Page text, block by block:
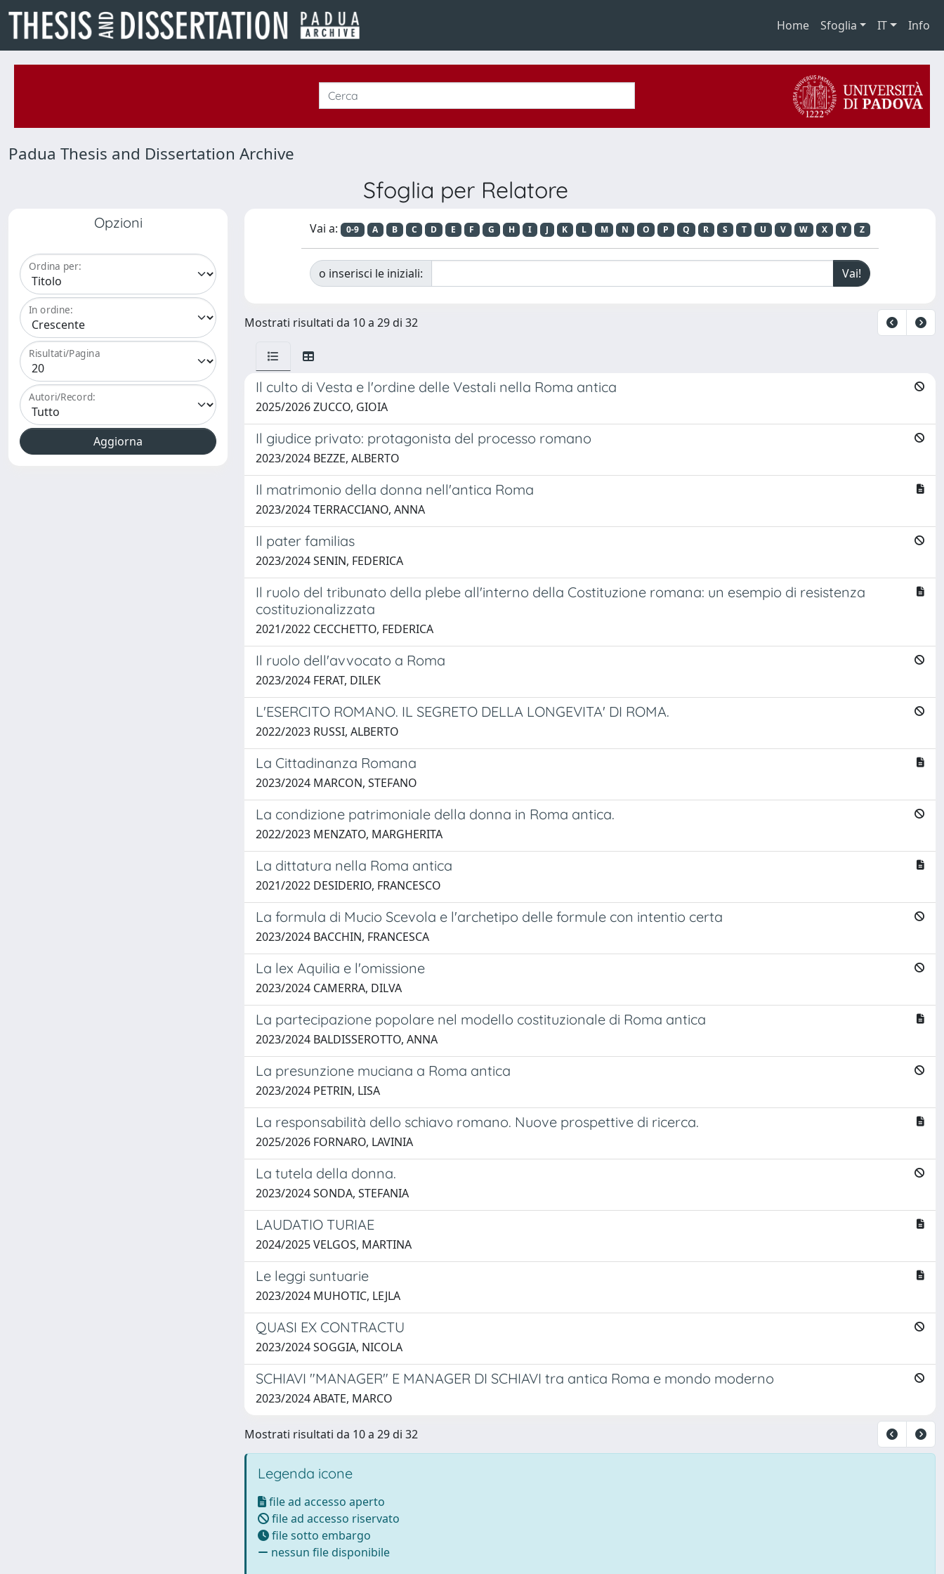
Home Sfoglia IT Info
Padua Thesis and Dissertation Archive
Sfoglia per Relatore
Opzioni
Ordina per:
In ordine:
Risultati/Pagina
Autori/Record:
Vai a: 0-9 A B C D E F G H I J K L M N O P Q R S T U V W X Y Z
o inserisci le iniziali:
Mostrati risultati da 10 a 29 di 32
Il culto di Vesta e l'ordine delle Vestali nella Roma antica
2025/2026 ZUCCO, GIOIA
Il giudice privato: protagonista del processo romano
2023/2024 BEZZE, ALBERTO
Il matrimonio della donna nell'antica Roma
2023/2024 TERRACCIANO, ANNA
Il pater familias
2023/2024 SENIN, FEDERICA
Il ruolo del tribunato della plebe all'interno della Costituzione romana: un esempio di resistenza
costituzionalizzata
2021/2022 CECCHETTO, FEDERICA
Il ruolo dell'avvocato a Roma
2023/2024 FERAT, DILEK
L'ESERCITO ROMANO. IL SEGRETO DELLA LONGEVITA' DI ROMA.
2022/2023 RUSSI, ALBERTO
La Cittadinanza Romana
2023/2024 MARCON, STEFANO
La condizione patrimoniale della donna in Roma antica.
2022/2023 MENZATO, MARGHERITA
La dittatura nella Roma antica
2021/2022 DESIDERIO, FRANCESCO
La formula di Mucio Scevola e l'archetipo delle formule con intentio certa
2023/2024 BACCHIN, FRANCESCA
La lex Aquilia e l'omissione
2023/2024 CAMERRA, DILVA
La partecipazione popolare nel modello costituzionale di Roma antica
2023/2024 BALDISSEROTTO, ANNA
La presunzione muciana a Roma antica
2023/2024 PETRIN, LISA
La responsabilità dello schiavo romano. Nuove prospettive di ricerca.
2025/2026 FORNARO, LAVINIA
La tutela della donna.
2023/2024 SONDA, STEFANIA
LAUDATIO TURIAE
2024/2025 VELGOS, MARTINA
Le leggi suntuarie
2023/2024 MUHOTIC, LEJLA
QUASI EX CONTRACTU
2023/2024 SOGGIA, NICOLA
SCHIAVI "MANAGER" E MANAGER DI SCHIAVI tra antica Roma e mondo moderno
2023/2024 ABATE, MARCO
Mostrati risultati da 10 a 29 di 32
Legenda icone
file ad accesso aperto
file ad accesso riservato
file sotto embargo
nessun file disponibile